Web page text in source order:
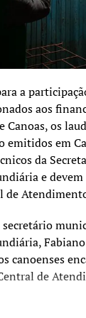
O
é
às
o
Airton
da
de
gratuita
do SENAI).
por tempo
a
aos
Canoas, os
emitidos em
da
e
de
secretário
canoenses
de